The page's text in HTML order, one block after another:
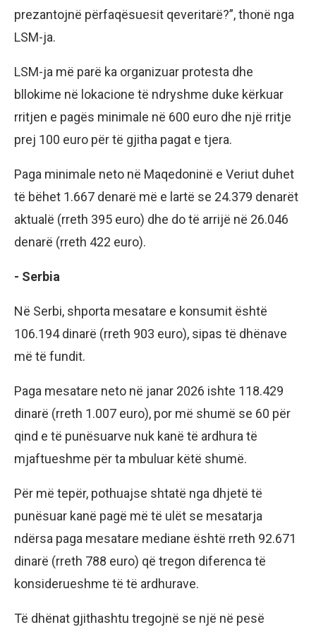
prezantojnë përfaqësuesit qeveritarë?”, thonë nga
LSM-ja.
LSM-ja më parë ka organizuar protesta dhe
bllokime në lokacione të ndryshme duke kërkuar
rritjen e pagës minimale në 600 euro dhe një rritje
prej 100 euro për të gjitha pagat e tjera.
Paga minimale neto në Maqedoninë e Veriut duhet
të bëhet 1.667 denarë më e lartë se 24.379 denarët
aktualë (rreth 395 euro) dhe do të arrijë në 26.046
denarë (rreth 422 euro).
​​​​​​​- Serbia
Në Serbi, shporta mesatare e konsumit është
106.194 dinarë (rreth 903 euro), sipas të dhënave
më të fundit.
Paga mesatare neto në janar 2026 ishte 118.429
dinarë (rreth 1.007 euro), por më shumë se 60 për
qind e të punësuarve nuk kanë të ardhura të
mjaftueshme për ta mbuluar këtë shumë.
Për më tepër, pothuajse shtatë nga dhjetë të
punësuar kanë pagë më të ulët se mesatarja
ndërsa paga mesatare mediane është rreth 92.671
dinarë (rreth 788 euro) që tregon diferenca të
konsiderueshme të të ardhurave.
Të dhënat gjithashtu tregojnë se një në pesë